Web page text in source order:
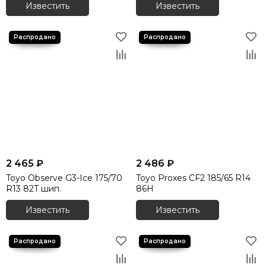
Известить
Известить
2 465 ₽
Toyo Observe G3-Ice 175/70
R13 82T шип.
Известить
2 486 ₽
Toyo Proxes СF2 185/65 R14
86H
Известить